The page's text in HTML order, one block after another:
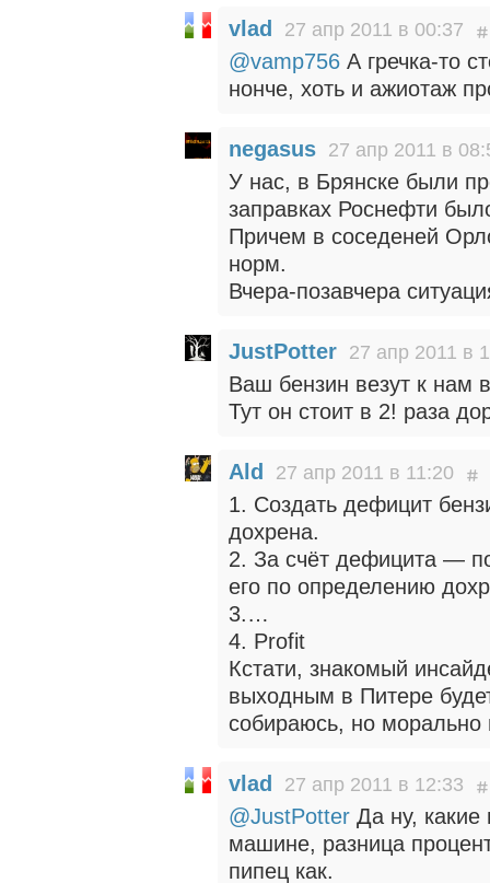
vlad 27 апр 2011 в 00:37
@vamp756 А гречка-то
нонче, хоть и ажиотаж
negasus 27 апр 2011 в
У нас, в Брянске были
заправках Роснефти
Причем в соседеней
норм.
Вчера-позавчера
JustPotter 27 апр 2011 в
Ваш бензин везут к нам
Тут он стоит в 2! раза
Ald 27 апр 2011 в 11:20
1. Создать дефицит
дохрена.
2. За счёт дефицита —
его по определению
3.…
4. Profit
Кстати, знакомый
выходным в Питере
собираюсь, но морально
vlad 27 апр 2011 в 12:33
@JustPotter Да ну,
машине, разница
пипец как.